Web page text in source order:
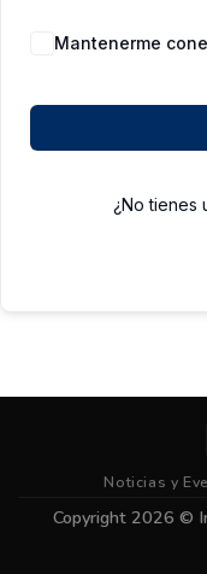
Mantenerme
¿No tienes
Noticias y
Copyright 2026 ©